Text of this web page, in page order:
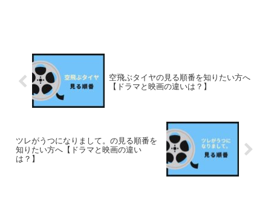
空飛ぶタイヤの見る順番を知りたい方へ
【ドラマと映画の違いは？】
ツレがうつになりまして。の見る順番を
知りたい方へ【ドラマと映画の違い
は？】